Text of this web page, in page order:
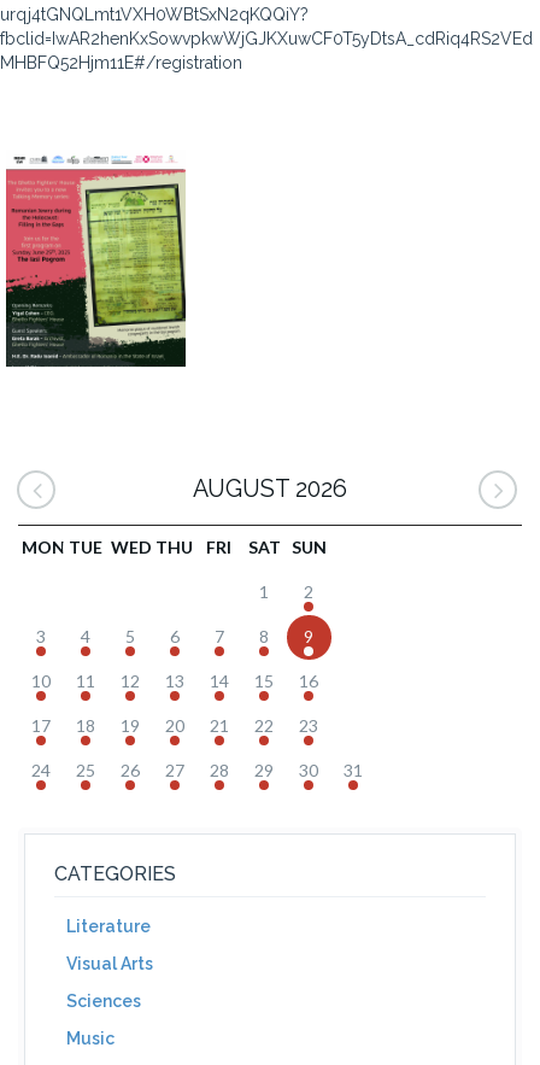
urqj4tGNQLmt1VXH0WBtSxN2qKQQiY?
fbclid=IwAR2henKxSowvpkwWjGJKXuwCF0T5yDtsA_cdRiq4RS2VEd
MHBFQ52Hjm11E#/registration
AUGUST 2026
MON TUE WED THU FRI SAT SUN
1 2
3 4 5 6 7 8 9
10 11 12 13 14 15 16
17 18 19 20 21 22 23
24 25 26 27 28 29 30 31
CATEGORIES
Literature
Visual Arts
Sciences
Music